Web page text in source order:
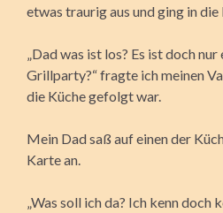
etwas traurig aus und ging in die
„Dad was ist los? Es ist doch
Grillparty?“ fragte ich meinen
die Küche gefolgt war.
Mein Dad saß auf einen der
Karte an.
„Was soll ich da? Ich kenn doch